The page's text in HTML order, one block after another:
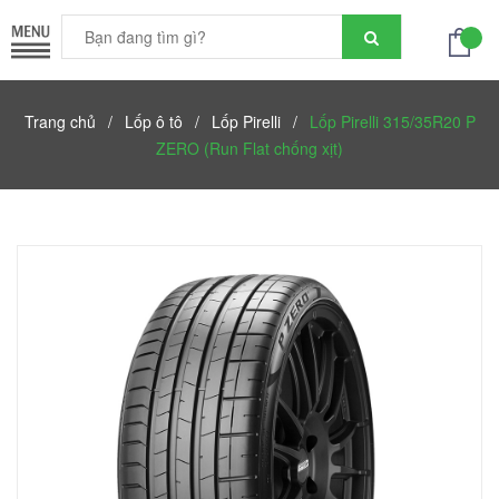
Trang chủ / Lốp ô tô / Lốp Pirelli / Lốp Pirelli 315/35R20 P
ZERO (Run Flat chống xịt)